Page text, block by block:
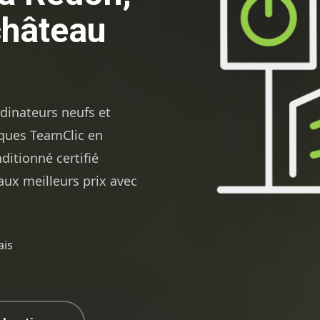
neufs et
TeamClic en
certifié
meilleurs prix avec